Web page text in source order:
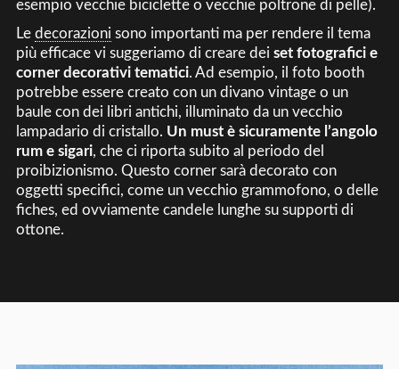
esempio vecchie biciclette o vecchie poltrone di pelle).
Le decorazioni sono importanti ma per rendere il tema
più efficace vi suggeriamo di creare dei set fotografici e
corner decorativi tematici. Ad esempio, il foto booth
potrebbe essere creato con un divano vintage o un
baule con dei libri antichi, illuminato da un vecchio
lampadario di cristallo. Un must è sicuramente l’angolo
rum e sigari, che ci riporta subito al periodo del
proibizionismo. Questo corner sarà decorato con
oggetti specifici, come un vecchio grammofono, o delle
fiches, ed ovviamente candele lunghe su supporti di
ottone.